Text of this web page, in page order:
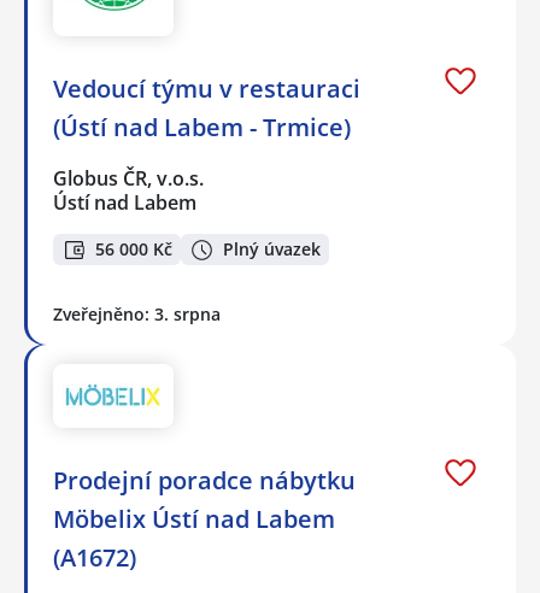
Vedoucí týmu v restauraci
(Ústí nad Labem - Trmice)
Globus ČR, v.o.s.
Ústí nad Labem
56 000 Kč Plný úvazek
Zveřejněno: 3. srpna
Prodejní poradce nábytku
Möbelix Ústí nad Labem
(A1672)